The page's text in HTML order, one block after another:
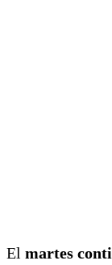
El martes